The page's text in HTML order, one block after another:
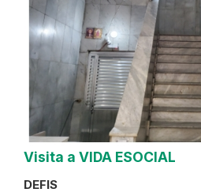
Visita a VIDA ESOCIAL
DEFIS